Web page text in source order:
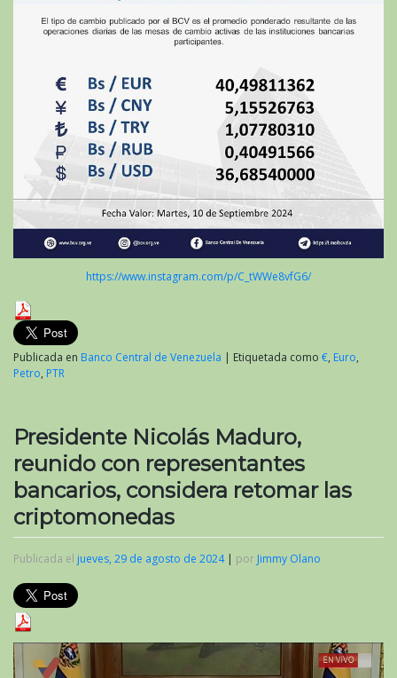
https://www.instagram.com/p/C_tWWe8vfG6/
Publicada en Banco Central de Venezuela | Etiquetada como €, Euro,
Petro, PTR
Presidente Nicolás Maduro,
reunido con representantes
bancarios, considera retomar las
criptomonedas
Publicada el jueves, 29 de agosto de 2024| por Jimmy Olano